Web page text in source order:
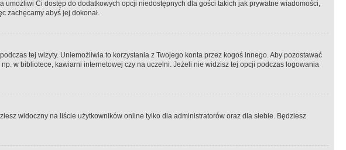
Ci dostęp do dodatkowych opcji niedostępnych dla gości takich jak prywatne wiadomości,
zachęcamy abyś jej dokonał.
tej wizyty. Uniemożliwia to korzystania z Twojego konta przez kogoś innego. Aby pozostawać
w bibliotece, kawiarni internetowej czy na uczelni. Jeżeli nie widzisz tej opcji podczas logowania
widoczny na liście użytkowników online tylko dla administratorów oraz dla siebie. Będziesz